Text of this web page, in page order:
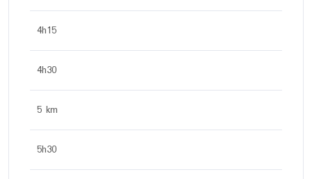
4h15
4h30
5 km
5h30